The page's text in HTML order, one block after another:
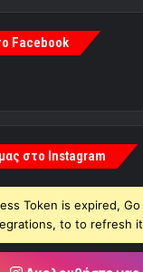
Facebook
στο Instagram
Token is expired,
to to refresh